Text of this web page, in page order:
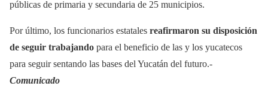
públicas de primaria y secundaria de 25 municipios.
Por último, los funcionarios estatales reafirmaron su disposición
de seguir trabajando para el beneficio de las y los yucatecos
para seguir sentando las bases del Yucatán del futuro.-
Comunicado